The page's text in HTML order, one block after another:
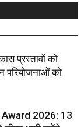
प्रस्तावों को
परियोजनाओं को
2026: 13